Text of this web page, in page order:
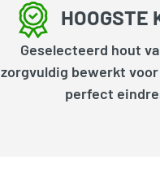
HOOGSTE
Geselecteerd hout
zorgvuldig bewerkt voor
perfect